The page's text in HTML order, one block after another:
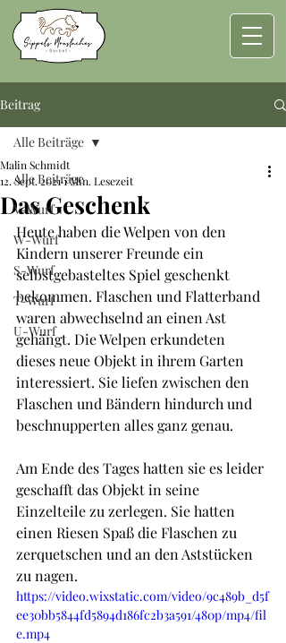
Beitrag
Alle Beiträge
V-Wurf
W-Wurf
S-Wurf
T-Wurf
U-Wurf
Alle Beiträge
Das Geschenk
Malin Schmidt
12. Sept. 20211 Min. Lesezeit
Heute haben die Welpen von den
Kindern unserer Freunde ein
selbstgebasteltes Spiel geschenkt
bekommen. Flaschen und Flatterband
waren abwechselnd an einen Ast
gehängt. Die Welpen erkundeten
dieses neue Objekt in ihrem Garten
interessiert. Sie liefen zwischen den
Flaschen und Bändern hindurch und
beschnupperten alles ganz genau.
Am Ende des Tages hatten sie es leider
geschafft das Objekt in seine
Einzelteile zu zerlegen. Sie hatten
einen Riesen Spaß die Flaschen zu
zerquetschen und an den Aststücken
zu nagen.
https://video.wixstatic.com/video/9c489b_d5f
ee30bb5844fd5894d186fc2b3a591/480p/mp4/fil
e.mp4